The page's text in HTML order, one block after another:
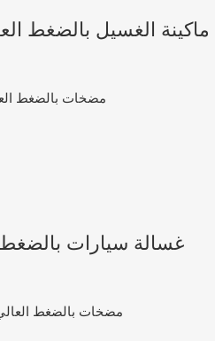
مضخات بالضغط
مضخات بالضغط